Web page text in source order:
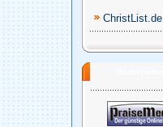
ChristList.de